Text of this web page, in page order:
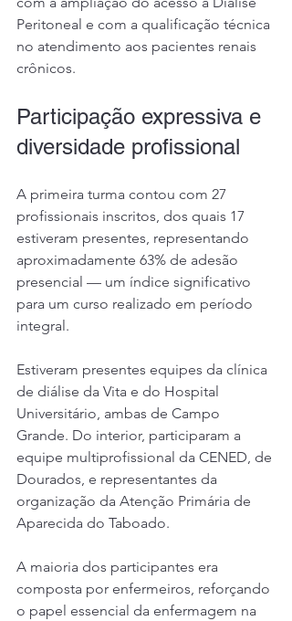
Peritoneal e com a qualificação técnica
no atendimento aos pacientes renais
crônicos.
Participação expressiva e
diversidade profissional
A primeira turma contou com 27
profissionais inscritos, dos quais 17
estiveram presentes, representando
aproximadamente 63% de adesão
presencial — um índice significativo
para um curso realizado em período
integral.
Estiveram presentes equipes da clínica
de diálise da Vita e do Hospital
Universitário, ambas de Campo
Grande. Do interior, participaram a
equipe multiprofissional da CENED, de
Dourados, e representantes da
organização da Atenção Primária de
Aparecida do Taboado.
A maioria dos participantes era
composta por enfermeiros, reforçando
o papel essencial da enfermagem na